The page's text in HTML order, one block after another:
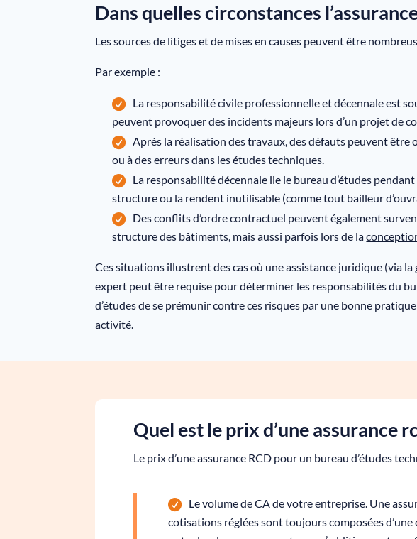
Dans quelles circonstances
Les sources de litiges et de mises en causes peuvent être
Par exemple :
La responsabilité civile professionnelle et décennale est
peuvent provoquer des incidents majeurs lors d’un projet de
Après la réalisation des travaux, des défauts peuvent être
ou à des erreurs dans les études techniques.
La responsabilité décennale lie le bureau d’études
structure ou la rendent inutilisable (comme tout bailleur
Des conflits d’ordre contractuel peuvent également
structure des bâtiments, mais aussi parfois lors de la
Ces situations illustrent des cas où une assistance juridique (via
expert peut être requise pour déterminer les responsabilités du
d’études de se prémunir contre ces risques par une bonne
activité.
Quel est le prix d’une assurance
Le prix d’une assurance RCD pour un bureau d’études
Le volume de CA de votre entreprise. Une
cotisations réglées sont toujours composées